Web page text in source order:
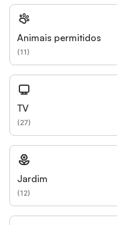
Animais permitidos
(11)
TV
(27)
Jardim
(12)